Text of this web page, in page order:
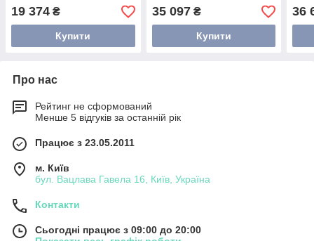
19 374 ₴
Купити
35 097₴
Купити
36
Про нас
Рейтинг не сформований
Менше 5 відгуків за останній рік
Працює з 23.05.2011
м. Київ
бул. Вацлава Гавела 16, Київ, Україна
Контакти
Сьогодні працює з 09:00 до 20:00